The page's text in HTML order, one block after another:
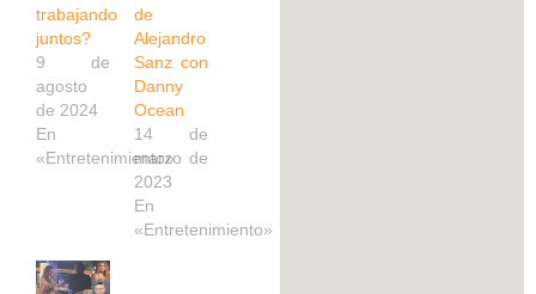
trabajando
juntos?
9 de
agosto
de 2024
En
«Entretenimiento»
de
Alejandro
Sanz con
Danny
Ocean
14 de
marzo de
2023
En
«Entretenimiento»